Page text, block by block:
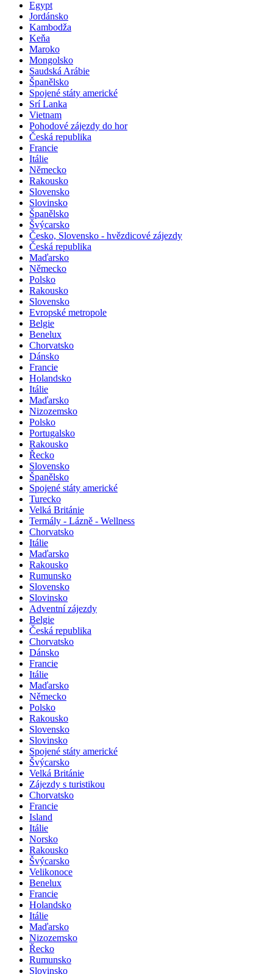
Egypt
Jordánsko
Kambodža
Keňa
Maroko
Mongolsko
Saudská Arábie
Španělsko
Spojené státy americké
Srí Lanka
Vietnam
Pohodové zájezdy do hor
Česká republika
Francie
Itálie
Německo
Rakousko
Slovensko
Slovinsko
Španělsko
Švýcarsko
Česko, Slovensko - hvězdicové zájezdy
Česká republika
Maďarsko
Německo
Polsko
Rakousko
Slovensko
Evropské metropole
Belgie
Benelux
Chorvatsko
Dánsko
Francie
Holandsko
Itálie
Maďarsko
Nizozemsko
Polsko
Portugalsko
Rakousko
Řecko
Slovensko
Španělsko
Spojené státy americké
Turecko
Velká Británie
Termály - Lázně - Wellness
Chorvatsko
Itálie
Maďarsko
Rakousko
Rumunsko
Slovensko
Slovinsko
Adventní zájezdy
Belgie
Česká republika
Chorvatsko
Dánsko
Francie
Itálie
Maďarsko
Německo
Polsko
Rakousko
Slovensko
Slovinsko
Spojené státy americké
Švýcarsko
Velká Británie
Zájezdy s turistikou
Chorvatsko
Francie
Island
Itálie
Norsko
Rakousko
Švýcarsko
Velikonoce
Benelux
Francie
Holandsko
Itálie
Maďarsko
Nizozemsko
Řecko
Rumunsko
Slovinsko